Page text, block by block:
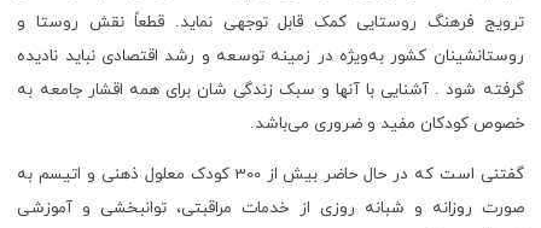
ترویج فرهنگ روستایی کمک قابل توجهی نماید. قطعاً نقش روستا و
روستانشینان کشور به‌ویژه در زمینه توسعه و رشد اقتصادی نباید نادیده
گرفته شود . آشنایی با آنها و سبک زندگی شان برای همه اقشار جامعه به
خصوص کودکان مفید و ضروری می‌باشد.
گفتنی است که در حال حاضر بیش از 300 کودک معلول ذهنی و اتیسم به
صورت روزانه و شبانه روزی از خدمات مراقبتی، توانبخشی و آموزشی